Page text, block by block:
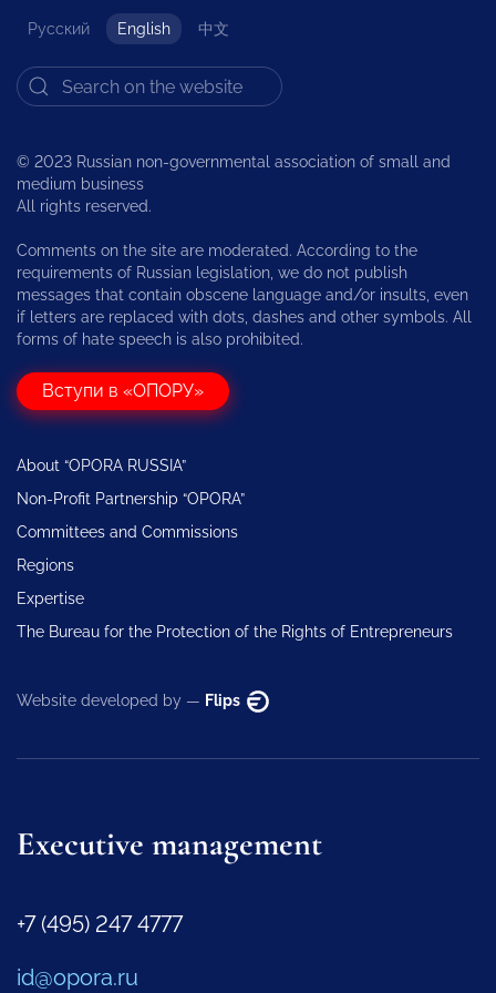
Русский English 中文
© 2023 Russian non-governmental association of small and
medium business
All rights reserved.
Comments on the site are moderated. According to the
requirements of Russian legislation, we do not publish
messages that contain obscene language and/or insults, even
if letters are replaced with dots, dashes and other symbols. All
forms of hate speech is also prohibited.
Вступи в «ОПОРУ»
About “OPORA RUSSIA”
Non-Profit Partnership “OPORA”
Committees and Commissions
Regions
Expertise
The Bureau for the Protection of the Rights of Entrepreneurs
Website developed by — Flips
Executive management
+7 (495) 247 4777
id@opora.ru